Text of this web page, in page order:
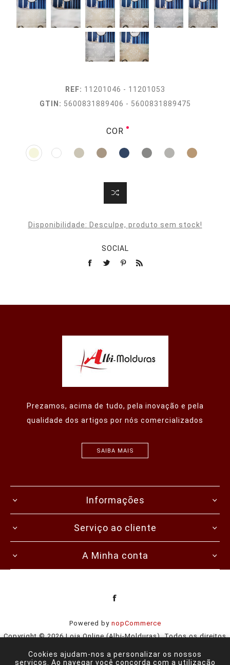
REF: 11201046 - 11201053
GTIN: 5600831889406 - 5600831889475
COR
Disponibilidade: Desculpe, produto sem stock!
SOCIAL
Prezamos, acima de tudo, pela inovação e pela
qualidade dos artigos por nós comercializados
SAIBA MAIS
Informações
Serviço ao cliente
A Minha conta
Powered by nopCommerce
Copyright © 2026 Loja Online (Albi-Molduras). Todos os direitos
Cookies ajudam-nos a personalizar os nossos
serviços. Ao navegar você concorda com a utilização